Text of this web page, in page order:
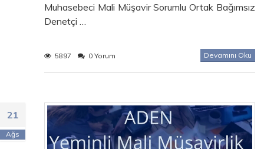
Muhasebeci Mali Müşavir Sorumlu Ortak Bağımsız
Denetçi …
5897 0 Yorum Devamını Oku
21
Ağs